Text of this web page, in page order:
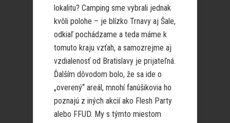
lokalitu? Camping sme vybrali jednak
kvôli polohe – je blízko Trnavy aj Šale,
odkiaľ pochádzame a teda máme k
tomuto kraju vzťah, a samozrejme aj
vzdialenosť od Bratislavy je prijateľná.
Ďalším dôvodom bolo, že sa ide o
„overený“ areál, mnohí fanúšikovia ho
poznajú z iných akcií ako Flesh Party
alebo FFUD. My s týmto miestom